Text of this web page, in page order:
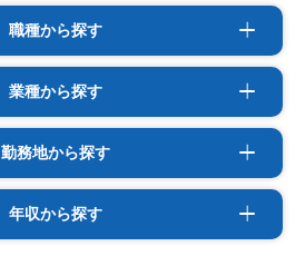
職種から探す
業種から探す
勤務地から探す
年収から探す